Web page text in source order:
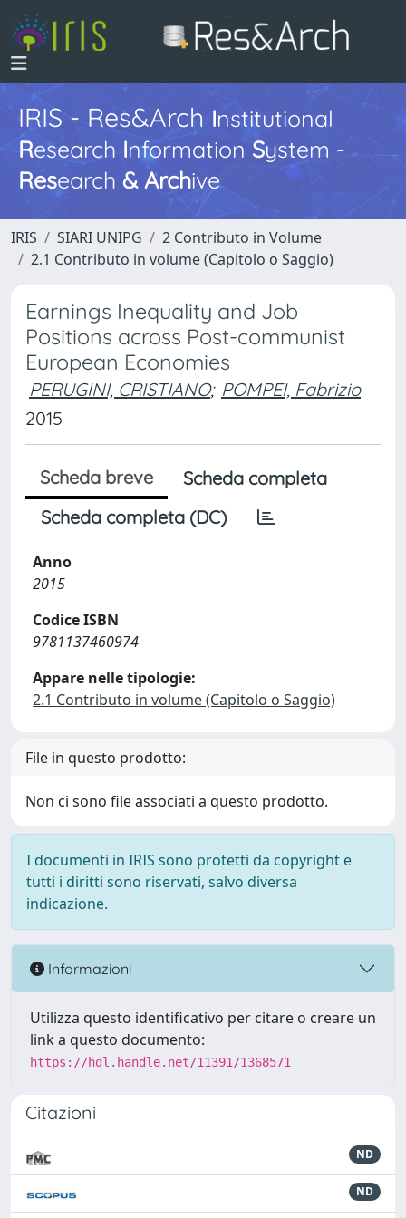
IRIS - Res&ArchInstitutional
Research InformationSystem -
Research & Archive
IRIS SIARI UNIPG
2 Contributo in Volume
2.1 Contributo in volume (Capitolo o Saggio)
Earnings Inequality and Job
Positions across Post-communist
European Economies
PERUGINI, CRISTIANO; POMPEI, Fabrizio
2015
Scheda breve
Scheda completa
Scheda completa (DC)
Anno
2015
Codice ISBN
9781137460974
Appare nelle tipologie:
2.1 Contributo in volume (Capitolo o Saggio)
File in questo prodotto:
Non ci sono file associati a questo prodotto.
I documenti in IRIS sono protetti da copyright e
tutti i diritti sono riservati, salvo diversa
indicazione.
Informazioni
Utilizza questo identificativo per citare o creare un
link a questo documento:
https://hdl.handle.net/11391/1368571
Citazioni
ND
ND